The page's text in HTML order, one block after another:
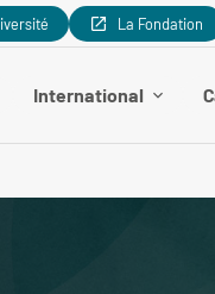
La Fondation
International